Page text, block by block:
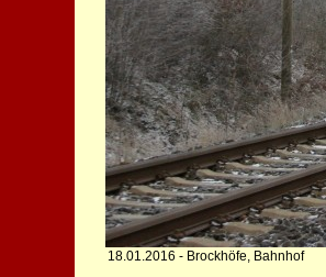
18.01.2016 - Brockhöfe, Bahnhof